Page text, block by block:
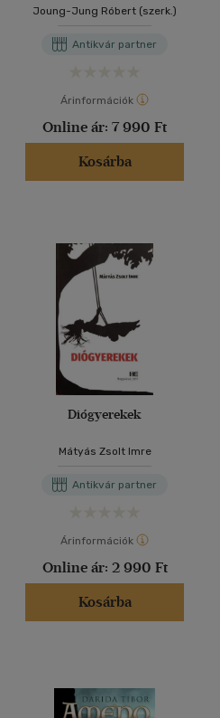
Joung-Jung Róbert (szerk.)
Antikvár partner
Árinformációk
Online ár: 7 990 Ft
Kosárba
Diógyerekek
Mátyás Zsolt Imre
Antikvár partner
Árinformációk
Online ár: 2 990 Ft
Kosárba